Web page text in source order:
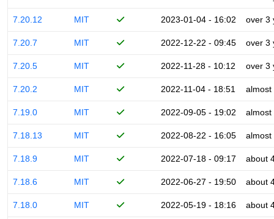
7.20.12 MIT 2023-01-04 - 16:02 over 3
7.20.7 MIT 2022-12-22 - 09:45 over 3
7.20.5 MIT 2022-11-28 - 10:12 over 3
7.20.2 MIT 2022-11-04 - 18:51 almost
7.19.0 MIT 2022-09-05 - 19:02 almost
7.18.13 MIT 2022-08-22 - 16:05 almost
7.18.9 MIT 2022-07-18 - 09:17 about
7.18.6 MIT 2022-06-27 - 19:50 about
7.18.0 MIT 2022-05-19 - 18:16 about